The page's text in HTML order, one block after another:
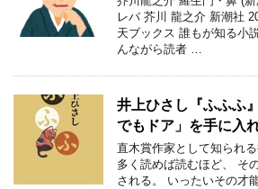
レバ 芥川 龍之介 新潮社
天ブックス 誰もが知る小
んながら読者 …
井上ひさし『ふふふ
でもドア」を手に入
直木賞作家として知られ
多く読めば読むほど、 そ
される。 いったいその才